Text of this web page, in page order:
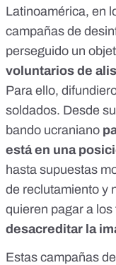
Latinoamérica, en
campañas de
perseguido un
voluntarios de
Para ello,
soldados. Desde
bando ucraniano
está en una
hasta supuestas
de reclutamiento y
quieren pagar a
desacreditar la
Estas campañas